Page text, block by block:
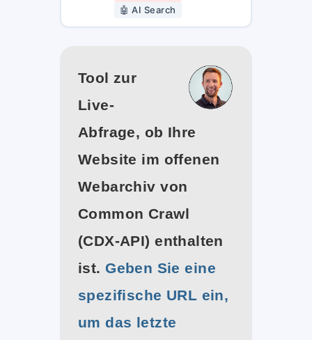
🤖 AI Search
Tool zur
Live-
Abfrage, ob Ihre
Website im offenen
Webarchiv von
Common Crawl
(CDX-API) enthalten
ist. Geben Sie eine
spezifische URL ein,
um das letzte